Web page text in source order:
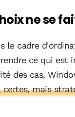
ne se
le cadre
ce qui est
des cas,
mais